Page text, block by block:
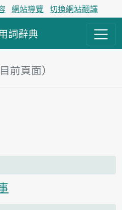
網站導覽 切換網站翻譯
詞辭典
前頁面）